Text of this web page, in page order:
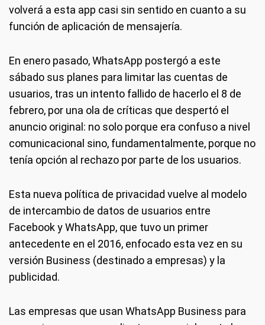
volverá a esta app casi sin sentido en cuanto a su
función de aplicación de mensajería.
En enero pasado, WhatsApp postergó a este
sábado sus planes para limitar las cuentas de
usuarios, tras un intento fallido de hacerlo el 8 de
febrero, por una ola de críticas que despertó el
anuncio original: no solo porque era confuso a nivel
comunicacional sino, fundamentalmente, porque no
tenía opción al rechazo por parte de los usuarios.
Esta nueva política de privacidad vuelve al modelo
de intercambio de datos de usuarios entre
Facebook y WhatsApp, que tuvo un primer
antecedente en el 2016, enfocado esta vez en su
versión Business (destinado a empresas) y la
publicidad.
Las empresas que usan WhatsApp Business para